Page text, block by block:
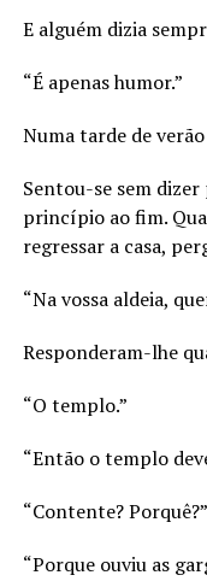
E alguém dizia
“É apenas humor.”
Numa tarde de
Sentou-se sem
princípio ao fim.
regressar a casa,
“Na vossa aldeia,
Responderam-lhe
“O templo.”
“Então o templo
“Contente? Porquê?”
“Porque ouviu as